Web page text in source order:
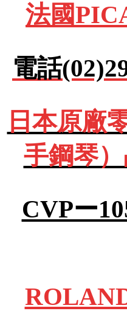
法國
電話
日本原廠
手鋼琴
CVPー